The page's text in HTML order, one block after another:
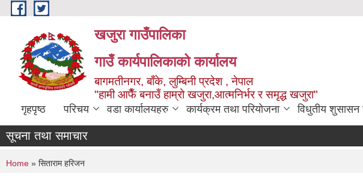
Skip to main content
खजुरा गाउँपालिका
गाउँ कार्यपालिकाको कार्यालय
बागमतीनगर, बाँके, लुम्बिनी प्रदेश , नेपाल
"हामी आफैँ बनाउँ हाम्रो खजुरा,आत्मनिर्भर र समृद्ध खजुरा"
गृहपृष्ठ परिचय वडा कार्यालयहरु कार्यक्रम तथा परियोजना विधुतीय शुसासन
सूचना तथा समाचार
You are here
Home » सिताराम हरिजन